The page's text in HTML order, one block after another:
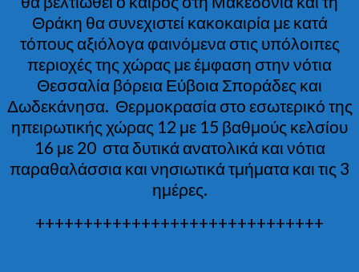
Θράκη θα συνεχιστεί κακοκαιρία με κατά
τόπους αξιόλογα φαινόμενα στις υπόλοιπες
περιοχές της χώρας με έμφαση στην νότια
Θεσσαλία βόρεια Εύβοια Σποράδες και
Δωδεκάνησα. Θερμοκρασία στο εσωτερικό της
ηπειρωτικής χώρας 12 με 15 βαθμούς κελσίου
16 με 20 στα δυτικά ανατολικά και νότια
παραθαλάσσια και νησιωτικά τμήματα και τις 3
ημέρες.
++++++++++++++++++++++++++++++